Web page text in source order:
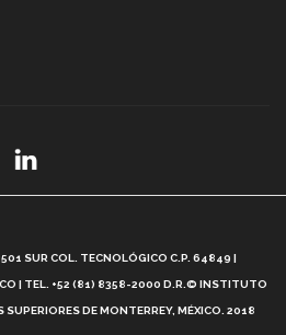
Modelo Educativo Tec? (video)
SUR COL. TECNOLÓGICO C.P. 64849 |
| TEL. +52 (81) 8358-2000 D.R.© INSTITUTO
DE MONTERREY, MÉXICO. 2018